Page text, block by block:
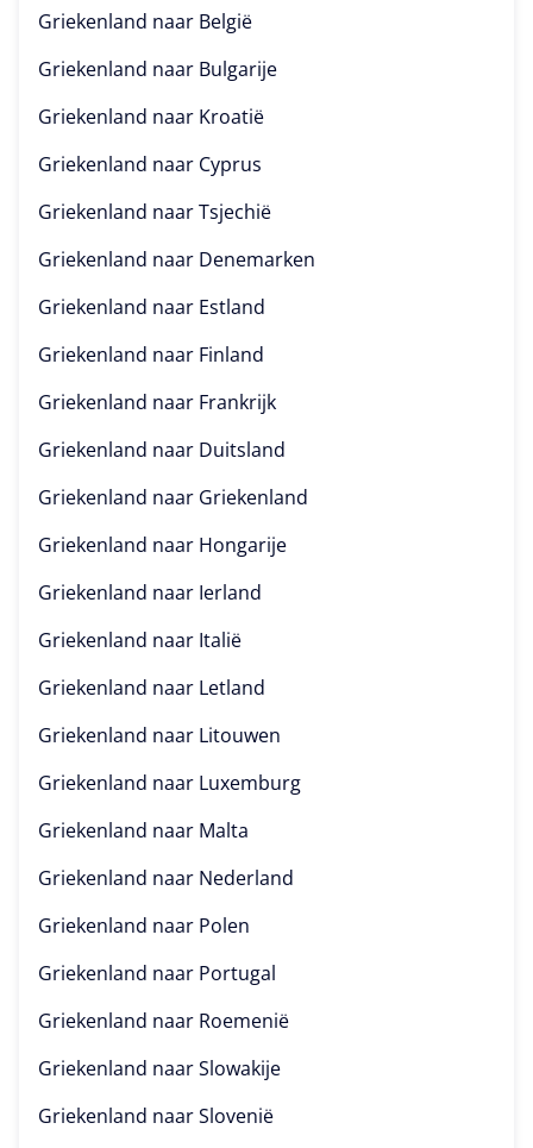
Griekenland naar België
Griekenland naar Bulgarije
Griekenland naar Kroatië
Griekenland naar Cyprus
Griekenland naarTsjechië
Griekenland naar Denemarken
Griekenland naar Estland
Griekenland naar Finland
Griekenland naar Frankrijk
Griekenland naar Duitsland
Griekenland naar Griekenland
Griekenland naar Hongarije
Griekenland naar Ierland
Griekenland naar Italië
Griekenland naar Letland
Griekenland naar Litouwen
Griekenland naar Luxemburg
Griekenland naar Malta
Griekenland naar Nederland
Griekenland naar Polen
Griekenland naar Portugal
Griekenland naar Roemenië
Griekenland naarSlowakije
Griekenland naarSlovenië